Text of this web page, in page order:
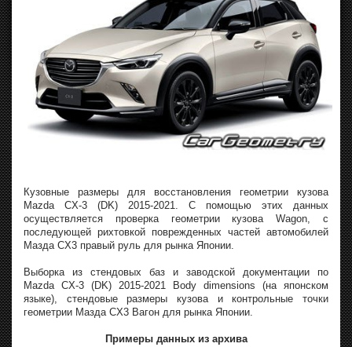
Кузовные размеры для восстановления геометрии кузова
Mazda CX-3 (DK) 2015-2021. С помощью этих данных
осуществляется проверка геометрии кузова Wagon, с
последующей рихтовкой поврежденных частей автомобилей
Мазда CX3 правый руль для рынка Японии.
Выборка из стендовых баз и заводской документации по
Mazda CX-3 (DK) 2015-2021 Body dimensions (на японском
языке), стендовые размеры кузова и контрольные точки
геометрии Мазда CX3 Вагон для рынка Японии.
Примеры данных из архива